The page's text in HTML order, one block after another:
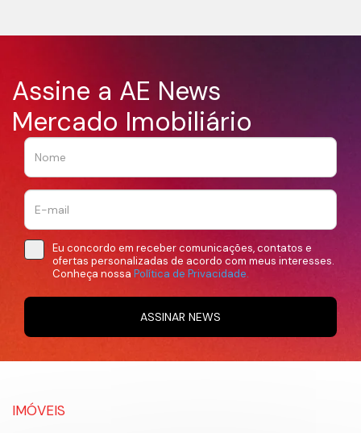
Assine a AE News
Mercado Imobiliário
Eu concordo em receber comunicações, contatos e
ofertas personalizadas de acordo com meus interesses.
Conheça nossa Política de Privacidade.
ASSINAR NEWS
IMÓVEIS